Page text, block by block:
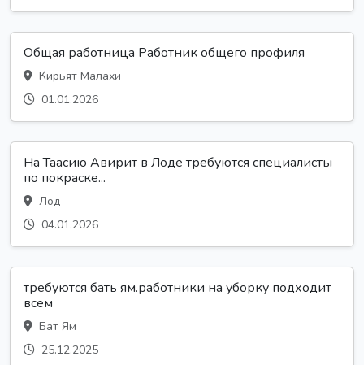
Общая работница Работник общего профиля
Кирьят Малахи
01.01.2026
На Таасию Авирит в Лоде требуются специалисты
по покраске...
Лод
04.01.2026
требуются бать ям.работники на уборку подходит
всем
Бат Ям
25.12.2025